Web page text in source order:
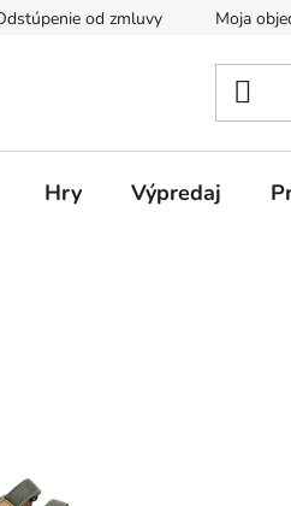
od zmluvy Moja
Hry Výpredaj